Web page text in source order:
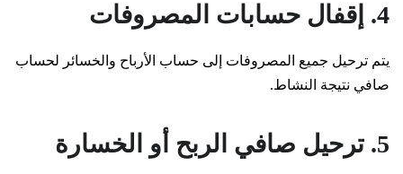
4. إقفال حسابات المصروفات
يتم ترحيل جميع المصروفات إلى حساب الأرباح والخسائر لحساب
صافي نتيجة النشاط.
5. ترحيل صافي الربح أو الخسارة